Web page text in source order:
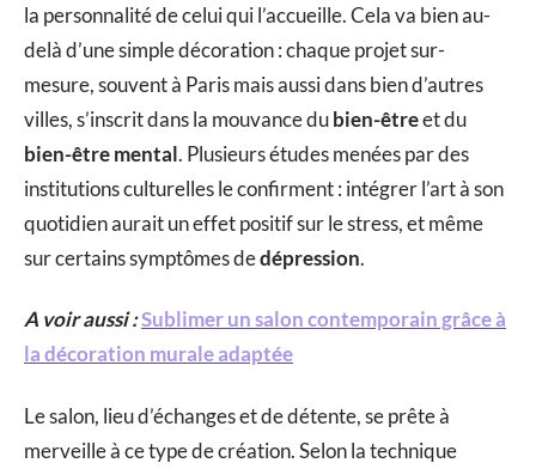
la personnalité de celui qui l’accueille. Cela va bien au-
delà d’une simple décoration : chaque projet sur-
mesure, souvent à Paris mais aussi dans bien d’autres
villes, s’inscrit dans la mouvance dubien-êtreet du
bien-être mental. Plusieurs études menées par des
institutions culturelles le confirment : intégrer l’art à son
quotidien aurait un effet positif sur le stress, et même
sur certains symptômes dedépression.
A voir aussi :Sublimer un salon contemporain grâce à
la décoration murale adaptée
Le salon, lieu d’échanges et de détente, se prête à
merveille à ce type de création. Selon la technique